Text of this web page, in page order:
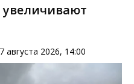
августа 2026, 14:00